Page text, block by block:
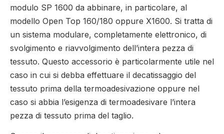
modulo SP 1600 da abbinare, in particolare, al
modello Open Top 160/180 oppure X1600. Si tratta di
un sistema modulare, completamente elettronico, di
svolgimento e riavvolgimento dell’intera pezza di
tessuto. Questo accessorio è particolarmente utile nel
caso in cui si debba effettuare il decatissaggio del
tessuto prima della termoadesivazione oppure nel
caso si abbia l’esigenza di termoadesivare l’intera
pezza di tessuto prima del taglio.